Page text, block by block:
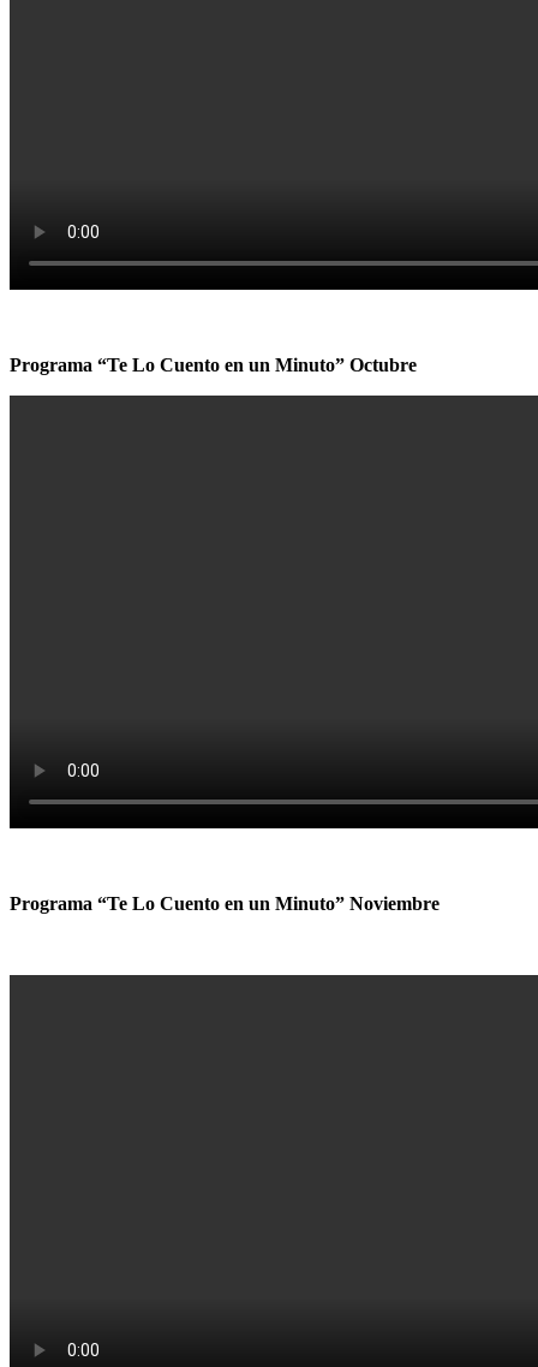
Programa “Te Lo Cuento en un Minuto” Octubre
Programa “Te Lo Cuento en un Minuto” Noviembre